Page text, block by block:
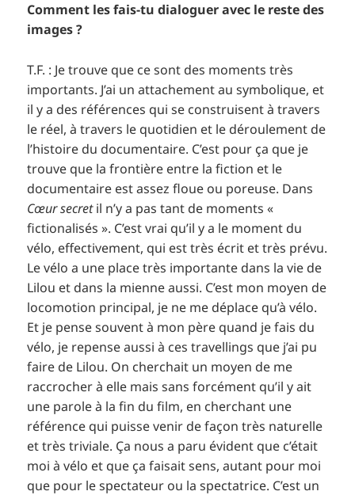
Comment les fais-tu dialoguer avec le reste des
images ?
T.F. : Je trouve que ce sont des moments très
importants. J’ai un attachement au symbolique, et
il y a des références qui se construisent à travers
le réel, à travers le quotidien et le déroulement de
l’histoire du documentaire. C’est pour ça que je
trouve que la frontière entre la fiction et le
documentaire est assez floue ou poreuse. Dans
Cœur secretil n’y a pas tant de moments «
fictionalisés ». C’est vrai qu’il y a le moment du
vélo, effectivement, qui est très écrit et très prévu.
Le vélo a une place très importante dans la vie de
Lilou et dans la mienne aussi. C’est mon moyen de
locomotion principal, je ne me déplace qu’à vélo.
Et je pense souvent à mon père quand je fais du
vélo, je repense aussi à ces travellings que j’ai pu
faire de Lilou. On cherchait un moyen de me
raccrocher à elle mais sans forcément qu’il y ait
une parole à la fin du film, en cherchant une
référence qui puisse venir de façon très naturelle
et très triviale. Ça nous a paru évident que c’était
moi à vélo et que ça faisait sens, autant pour moi
que pour le spectateur ou la spectatrice. C’est un